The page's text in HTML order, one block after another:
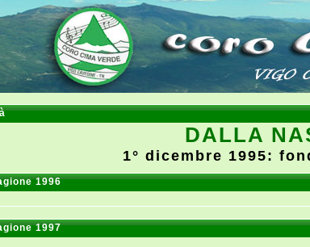
DALLA
1° dicembre 1995:
1996
1997